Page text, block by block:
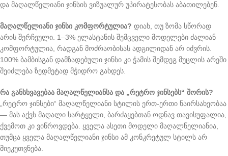
და მაღალწელიანი ჯინსის ვიზუალურ უპირატესობას აბათილებენ.
მაღალწელიანი ჯინსი კომფორტულია? დიახ, თუ ზომა სწორად
არის შერჩეული. 1–3% ელასტანის შემცველი მოდელები ძალიან
კომფორტულია, რადგან მოძრაობისას ადგილიდან არ იძვრის.
100% ბამბისგან დამზადებული ჯინსი კი ჭამის შემდეგ მუცლის არეში
შეიძლება ზედმეტად მჭიდრო გახდეს.
რა განსხვავებაა მაღალწელიანსა და „რეტრო ჯინსებს“ შორის?
„რეტრო ჯინსები“ მაღალწელიანი სტილის ერთ-ერთი ნაირსახეობაა
— მას აქვს მაღალი სარტყელი, ბარძაყებთან ოდნავ თავისუფალია,
ქვემოთ კი ვიწროვდება. ყველა ასეთი მოდელი მაღალწელიანია,
თუმცა ყველა მაღალწელიანი ჯინსი ამ კონკრეტულ სტილს არ
მიეკუთვნება.